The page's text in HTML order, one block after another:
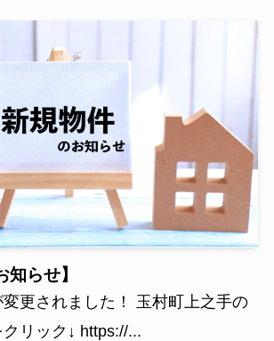
知らせ】
更されました！ 玉村町上之手の
リック↓ https://...